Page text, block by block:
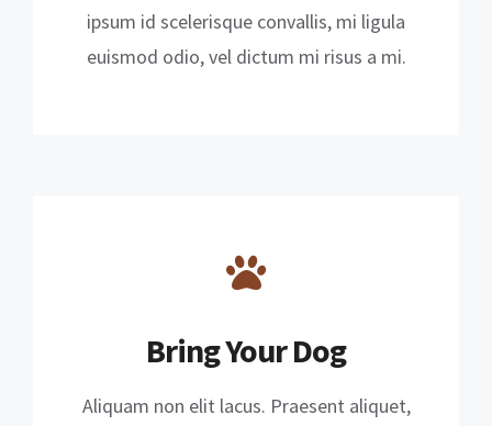
ipsum id scelerisque convallis, mi ligula
euismod odio, vel dictum mi risus a mi.
Bring Your Dog
Aliquam non elit lacus. Praesent aliquet,